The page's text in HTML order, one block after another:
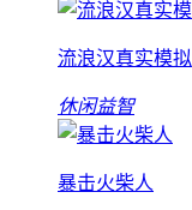
流浪汉真实模拟
休闲益智
暴击火柴人